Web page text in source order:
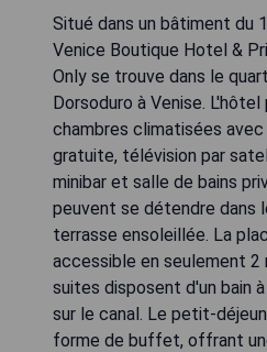
Situé dans un bâtiment du
Venice Boutique Hotel &
Only se trouve dans le
Dorsoduro à Venise.
chambres climatisées avec
gratuite, télévision par
minibar et salle de bains
peuvent se détendre dans
terrasse ensoleillée. La
accessible en seulement 2
suites disposent d'un bain
sur le canal. Le petit-
forme de buffet, offrant